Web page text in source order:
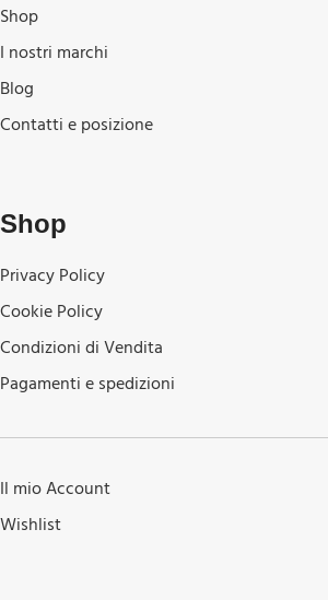
Shop
I nostri marchi
Blog
Contatti e posizione
Shop
Privacy Policy
Cookie Policy
Condizioni di Vendita
Pagamenti e spedizioni
Il mio Account
Wishlist